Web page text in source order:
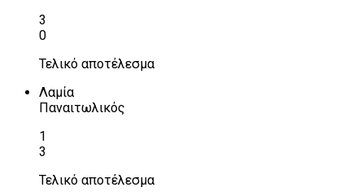
3
0
Τελικό αποτέλεσμα
Λαμία
Παναιτωλικός
1
3
Τελικό αποτέλεσμα